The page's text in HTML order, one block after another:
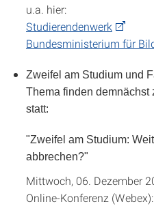
u.a. hier:
Studierendenwerk
Bundesministerium für
Zweifel am Studium und
Thema finden demnächst
statt:
"Zweifel am Studium:
abbrechen?"
Mittwoch, 06. Dezember
Online-Konferenz (Webex):